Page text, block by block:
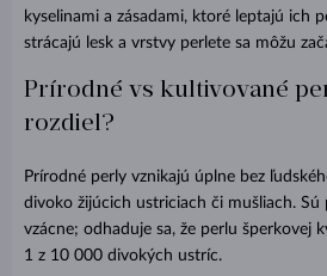
kyselinami a zásadami, ktoré leptajú ich
strácajú lesk a vrstvy perlete sa môžu
Prírodné vs kultivované
rozdiel?
Prírodné perly vznikajú úplne bez
divoko žijúcich ustriciach či mušliach.
vzácne; odhaduje sa, že perlu šperkovej
1 z 10 000 divokých ustríc.